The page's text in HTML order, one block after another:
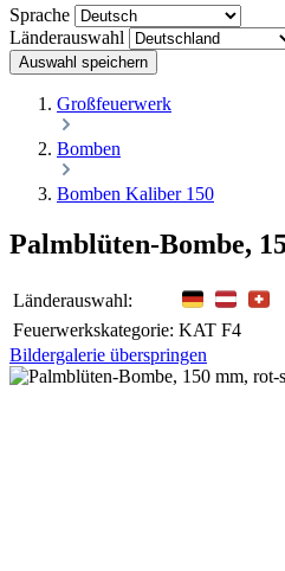
Sprache
Länderauswahl
Auswahl speichern
Großfeuerwerk
Bomben
Bomben Kaliber 150
Palmblüten-Bombe,
Länderauswahl:
Feuerwerkskategorie: KAT F4
Bildergalerie überspringen